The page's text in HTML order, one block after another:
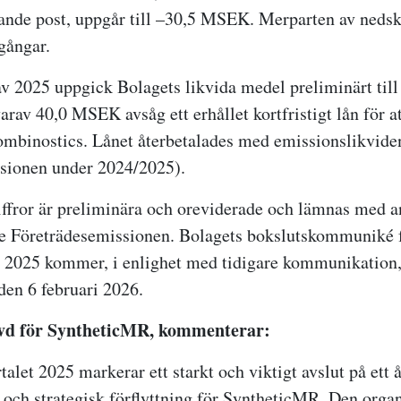
post, uppgår till –30,5 MSEK. Merparten av
2025 uppgick Bolagets likvida medel preliminärt
40,0 MSEK avsåg ett erhållet kortfristigt lån för
Lånet återbetalades med
under 2024/2025).
är preliminära och oreviderade och lämnas med
Företrädesemissionen. Bolagets bokslutskommuniké
2025 kommer, i enlighet med tidigare
6 februari 2026.
för SyntheticMR, kommenterar:
2025 markerar ett starkt och viktigt avslut på ett